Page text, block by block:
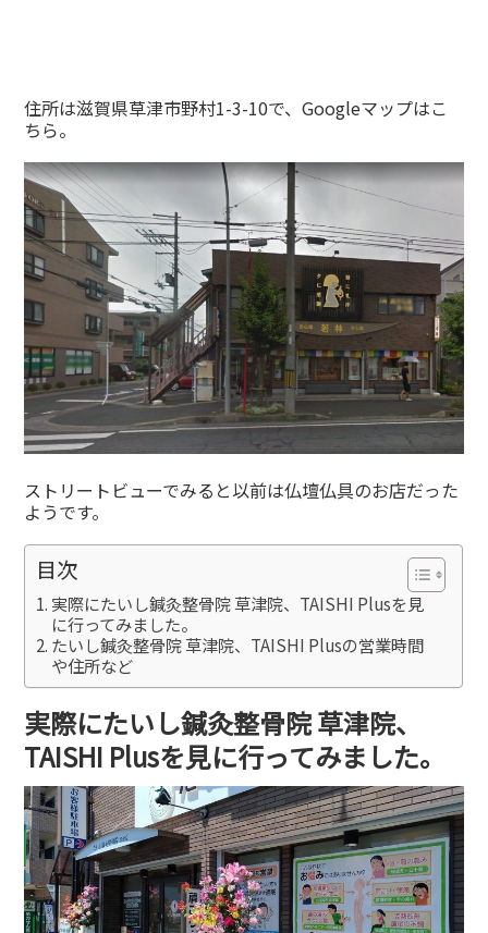
住所は滋賀県草津市野村1-3-10で、Googleマップはこ
ちら。
ストリートビューでみると以前は仏壇仏具のお店だった
ようです。
目次
実際にたいし鍼灸整骨院 草津院、TAISHI Plusを見
に行ってみました。
たいし鍼灸整骨院 草津院、TAISHI Plusの営業時間
や住所など
実際にたいし鍼灸整骨院 草津院、
TAISHI Plusを見に行ってみました。